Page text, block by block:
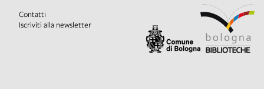
Contatti
Iscriviti alla newsletter